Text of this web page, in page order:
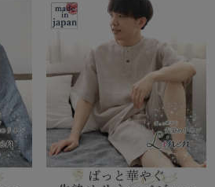
ズボ
品
ボーイズ
上着
単品
ボーイズ ズボ
ン単品